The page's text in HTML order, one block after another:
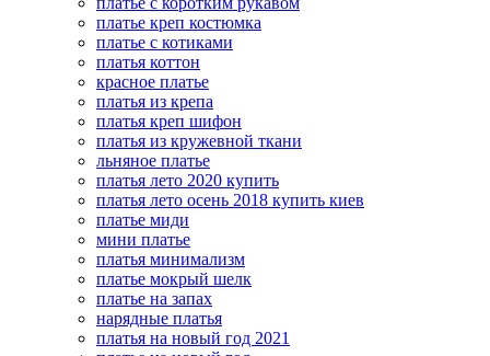
платье креп костюмка
платье с котиками
платья коттон
красное платье
платья из крепа
платья креп шифон
платья из кружевной ткани
льняное платье
платья лето 2020 купить
платья лето осень 2018 купить киев
платье миди
мини платье
платья минимализм
платье мокрый шелк
платье на запах
нарядные платья
платья на новый год 2021